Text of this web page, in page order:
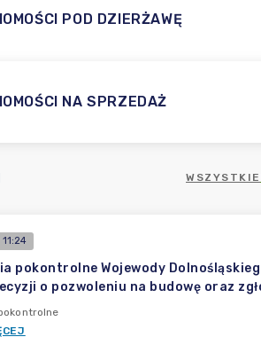
POD DZIERŻAWĘ
NA SPRZEDAŻ
WSZYSTKIE
pokontrolne Wojewody
o pozwoleniu na budowę oraz